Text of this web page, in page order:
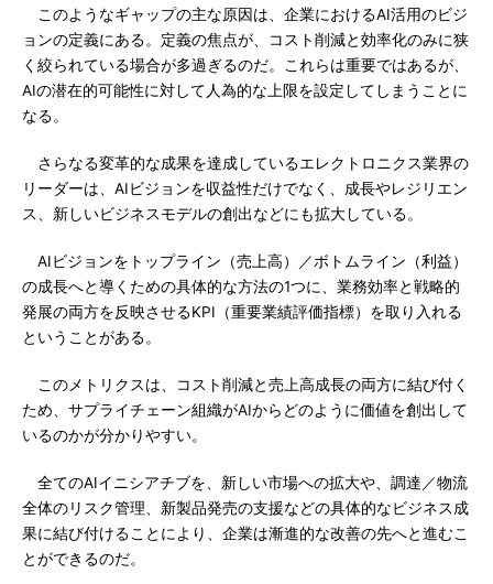
このようなギャップの主な原因は、企業におけるAI活用のビジ
ョンの定義にある。定義の焦点が、コスト削減と効率化のみに狭
く絞られている場合が多過ぎるのだ。これらは重要ではあるが、
AIの潜在的可能性に対して人為的な上限を設定してしまうことに
なる。
さらなる変革的な成果を達成しているエレクトロニクス業界の
リーダーは、AIビジョンを収益性だけでなく、成長やレジリエン
ス、新しいビジネスモデルの創出などにも拡大している。
AIビジョンをトップライン（売上高）／ボトムライン（利益）
の成長へと導くための具体的な方法の1つに、業務効率と戦略的
発展の両方を反映させるKPI（重要業績評価指標）を取り入れる
ということがある。
このメトリクスは、コスト削減と売上高成長の両方に結び付く
ため、サプライチェーン組織がAIからどのように価値を創出して
いるのかが分かりやすい。
全てのAIイニシアチブを、新しい市場への拡大や、調達／物流
全体のリスク管理、新製品発売の支援などの具体的なビジネス成
果に結び付けることにより、企業は漸進的な改善の先へと進むこ
とができるのだ。